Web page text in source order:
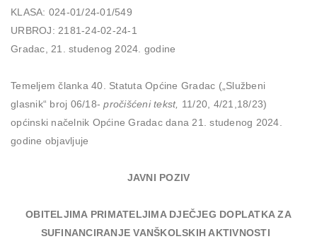
KLASA: 024-01/24-01/549
URBROJ: 2181-24-02-24-1
Gradac, 21. studenog 2024. godine
Temeljem članka 40. Statuta Općine Gradac („Službeni
glasnik“ broj 06/18-pročišćeni tekst, 11/20, 4/21,18/23)
općinski načelnik Općine Gradac dana 21. studenog 2024.
godine objavljuje
JAVNI POZIV
OBITELJIMA PRIMATELJIMA DJEČJEG DOPLATKA ZA
SUFINANCIRANJE VANŠKOLSKIH AKTIVNOSTI